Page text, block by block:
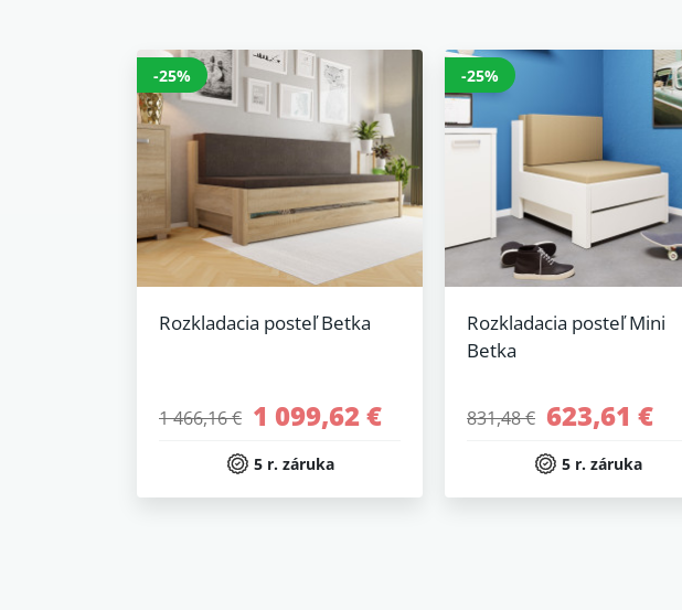
-25%
Rozkladacia posteľ Betka
1 466,16 € 1 099,62 €
5 r. záruka
-25%
Rozkladacia posteľ Mini
Betka
831,48 € 623,61 €
5 r. záruka